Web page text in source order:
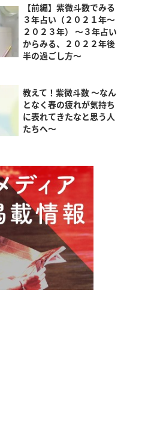
【前編】紫微斗数でみる
３年占い（２０２１年～
２０２３年） ～３年占い
からみる、２０２２年後
半の過ごし方～
教えて！紫微斗数 ～なん
となく春の疲れが気持ち
に表れてきたなと思う人
たちへ～